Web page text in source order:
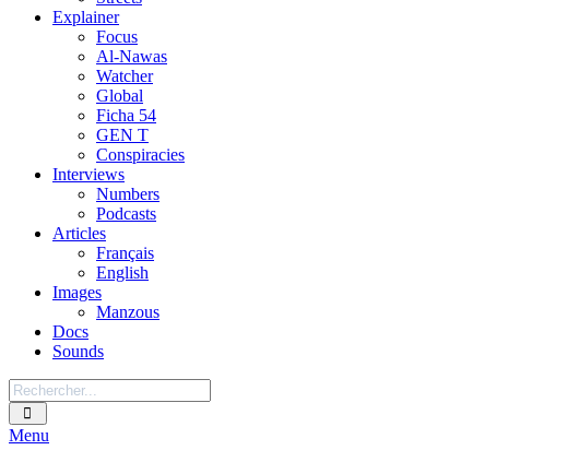
Explainer
Focus
Al-Nawas
Watcher
Global
Ficha 54
GEN T
Conspiracies
Interviews
Numbers
Podcasts
Articles
Français
English
Images
Manzous
Docs
Sounds
Menu